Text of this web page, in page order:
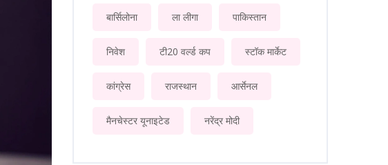
बार्सिलोना ला लीगा पाकिस्तान
निवेश टी20 वर्ल्ड कप स्टॉक मार्केट
कांग्रेस राजस्थान आर्सेनल
मैनचेस्टर यूनाइटेड नरेंद्र मोदी